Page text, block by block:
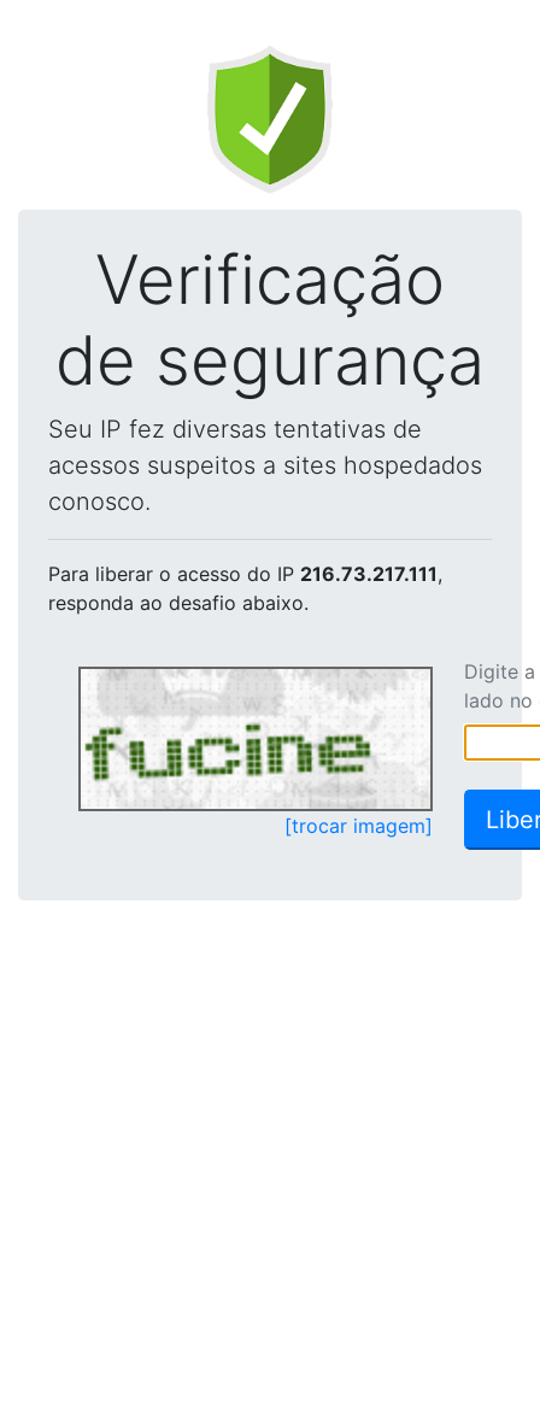
Verificação
de segurança
Seu IP fez diversas tentativas de
acessos suspeitos a sites hospedados
conosco.
Para liberar o acesso do IP 216.73.217.111,
responda ao desafio abaixo.
[trocar imagem]
Digite
lado no